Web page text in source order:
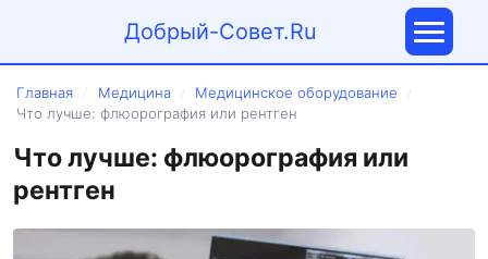
Добрый-Совет.Ru
Главная Медицина Медицинское оборудование
Что лучше: флюорография или рентген
Что лучше: флюорография или
рентген